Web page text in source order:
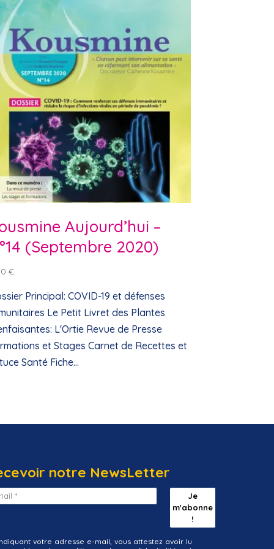
Aujourd’hui –
(Septembre 2020)
€
Principal: COVID-19 et défenses
Le Petit Livret des Plantes
L'Ortie Revue de Presse
et Stages Carnet de Recettes et
Santé Fiche...
notre NewsLetter
votre adresse e-mail, vous attestez avoir lu